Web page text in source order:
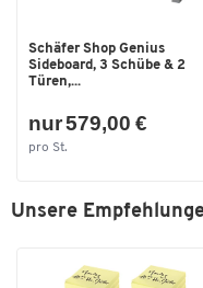
Schäfer Shop Genius
Sideboard, 3 Schübe & 2
Türen,...
nur 579,00 €
pro St.
Unsere